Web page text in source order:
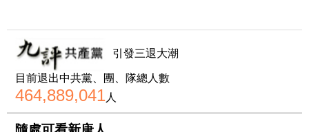
引發三退大潮
目前退出中共黨、團、隊總人數
464,889,041人